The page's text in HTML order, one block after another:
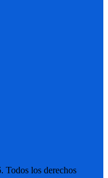
los derechos